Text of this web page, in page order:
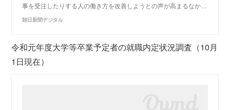
事を受注したりする人の働き方を改善しようとの声が高まるなか…
朝日新聞デジタル
令和元年度大学等卒業予定者の就職内定状況調査（10月
1日現在）